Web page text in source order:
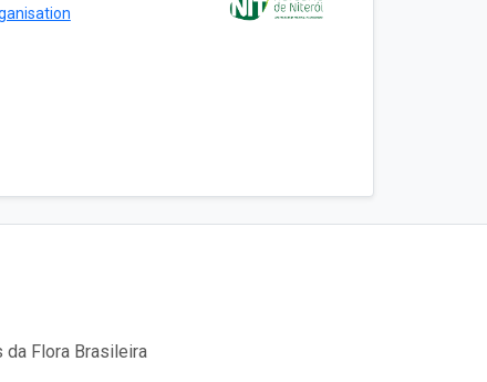
da Flora Brasileira